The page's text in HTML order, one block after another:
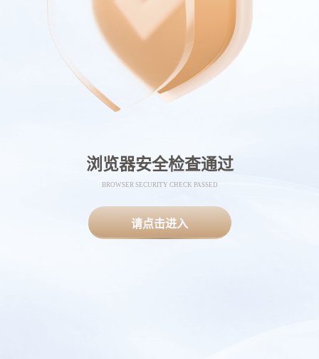
浏览器安全检查通过
BROWSER SECURITY CHECK PASSED
请点击进入